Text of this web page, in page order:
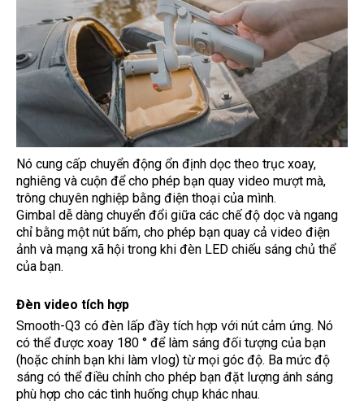
Nó cung cấp chuyển động ổn định dọc theo trục xoay,
nghiêng và cuộn để cho phép bạn quay video mượt mà,
trông chuyên nghiệp bằng điện thoại của mình.
Gimbal dễ dàng chuyển đổi giữa các chế độ dọc và ngang
chỉ bằng một nút bấm, cho phép bạn quay cả video điện
ảnh và mạng xã hội trong khi đèn LED chiếu sáng chủ thể
của bạn.
Đèn video tích hợp
Smooth-Q3 có đèn lấp đầy tích hợp với nút cảm ứng. Nó
có thể được xoay 180 ° để làm sáng đối tượng của bạn
(hoặc chính bạn khi làm vlog) từ mọi góc độ. Ba mức độ
sáng có thể điều chỉnh cho phép bạn đặt lượng ánh sáng
phù hợp cho các tình huống chụp khác nhau.